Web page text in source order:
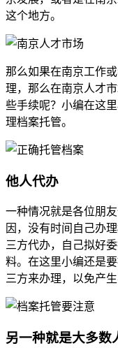
这个地方。
那么如果在南京工作
理，那么在南京人才
些手续呢？小编在这
理档案托管。
他人代办
一种情况就是各位朋
因，没有时间自己办
三方代办，自己拟好
料。在这里小编还是
三方来办理，以免产生
另一种就是大多数